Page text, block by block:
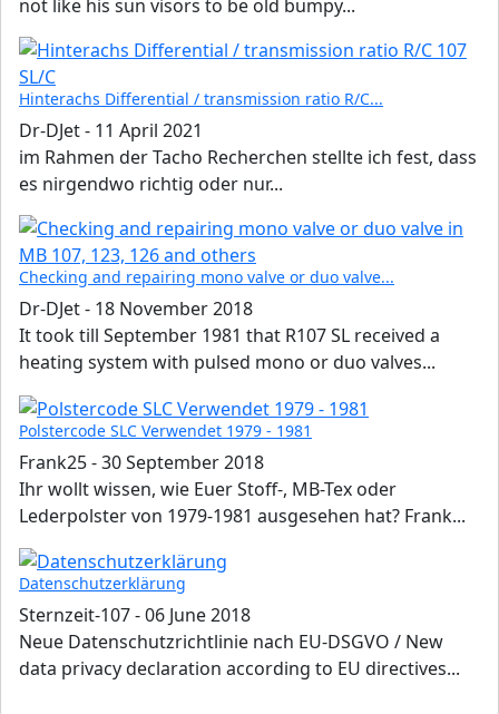
not like his sun visors to be old bumpy...
Hinterachs Differential / transmission ratio R/C...
Dr-DJet- 11 April 2021
im Rahmen der Tacho Recherchen stellte ich fest, dass
es nirgendwo richtig oder nur...
Checking and repairing mono valve or duo valve...
Dr-DJet- 18 November 2018
It took till September 1981 that R107 SL received a
heating system with pulsed mono or duo valves...
Polstercode SLC Verwendet 1979 - 1981
Frank25-30 September 2018
Ihr wollt wissen, wie Euer Stoff-, MB-Tex oder
Lederpolster von 1979-1981 ausgesehen hat? Frank...
Datenschutzerklärung
Sternzeit-107-06 June 2018
Neue Datenschutzrichtlinie nach EU-DSGVO / New
data privacy declaration according to EU directives...